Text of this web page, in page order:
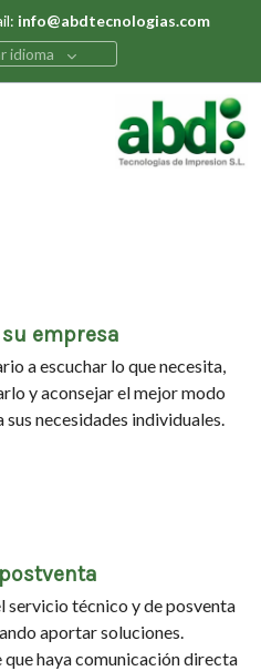
info@abdtecnologias.com
idioma
empresa
a escuchar lo que necesita,
y aconsejar el mejor modo
necesidades individuales.
servicio técnico y de posventa
aportar soluciones.
que haya comunicación directa